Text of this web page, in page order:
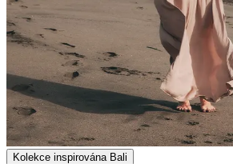
Kolekce inspirována Bali